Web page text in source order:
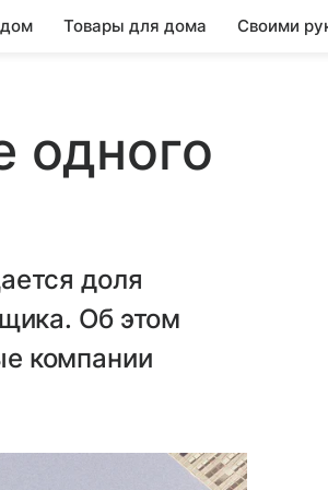
Товары для дома Своими
одного
доля
Об этом
компании